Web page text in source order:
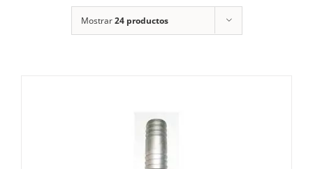
Mostrar24 productos